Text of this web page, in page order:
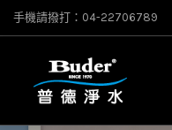
手機請撥打：04-22706789